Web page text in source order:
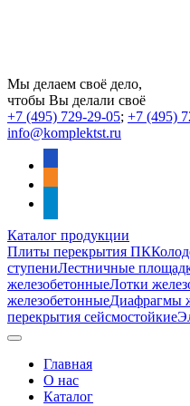
Мы делаем своё дело,
чтобы Вы делали своё
+7 (495) 729-29-05; +7 (495)
info@komplektst.ru
Каталог продукции
Плиты перекрытия ПК
ступениЛестничные
железобетонныеЛотки
железобетонныеДиафрагмы
перекрытия сейсмостойкие
Главная
О нас
Каталог